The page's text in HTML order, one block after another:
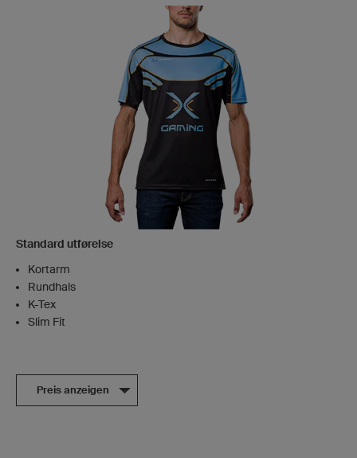
Standard utførelse
Kortarm
Rundhals
K-Tex
Slim Fit
Preis anzeigen